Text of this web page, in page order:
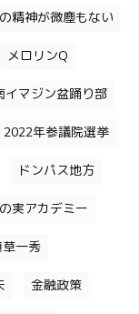
精神が微塵もない
メロリンQ
イマジン盆踊り部
2022年参議院選挙
ドンパス地方
実アカデミー
一秀
金融政策